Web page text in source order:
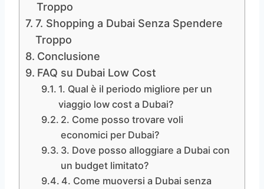
Troppo
7. Shopping a Dubai Senza Spendere
Troppo
Conclusione
FAQ su Dubai Low Cost
1. Qual è il periodo migliore per un
viaggio low cost a Dubai?
2. Come posso trovare voli
economici per Dubai?
3. Dove posso alloggiare a Dubai con
un budget limitato?
4. Come muoversi a Dubai senza